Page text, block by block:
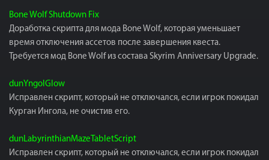
Bone Wolf Shutdown Fix
Доработка скрипта для мода Bone Wolf, которая уменьшает
время отключения ассетов после завершения квеста.
Требуется мод Bone Wolf из состава Skyrim Anniversary Upgrade.
dunYngolGlow
Исправлен скрипт, который не отключался, если игрок покидал
Курган Ингола, не очистив его.
dunLabyrinthianMazeTabletScript
Исправлен скрипт, который не отключался, если игрок покидал